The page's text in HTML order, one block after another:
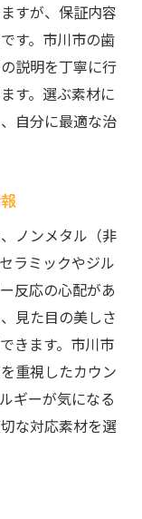
すが、保証内容
す。市川市の歯
説明を丁寧に行
す。選ぶ素材に
自分に最適な治
ノンメタル（非
ラミックやジル
反応の心配があ
見た目の美しさ
きます。市川市
重視したカウン
ギーが気になる
な対応素材を選